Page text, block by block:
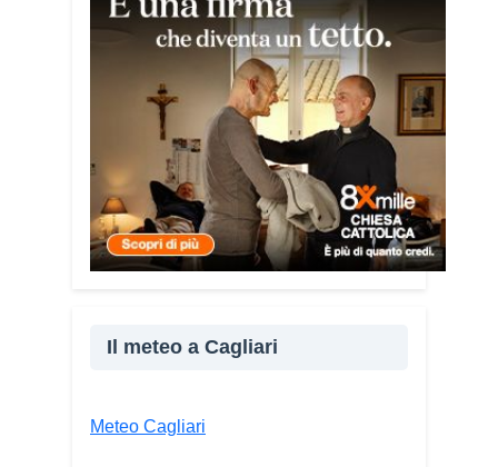
giovane libanese del Consiglio dei
Giovani del Mediterraneo della CEI: «Il
campo è molto più di un’esperienza di
volontariato: è un’opportunità per
costruire relazioni attraverso il servizio,
linguaggio universale capace di unire
persone diverse».
Condividi:
Facebook X
Il meteo a Cagliari
Meteo Cagliari